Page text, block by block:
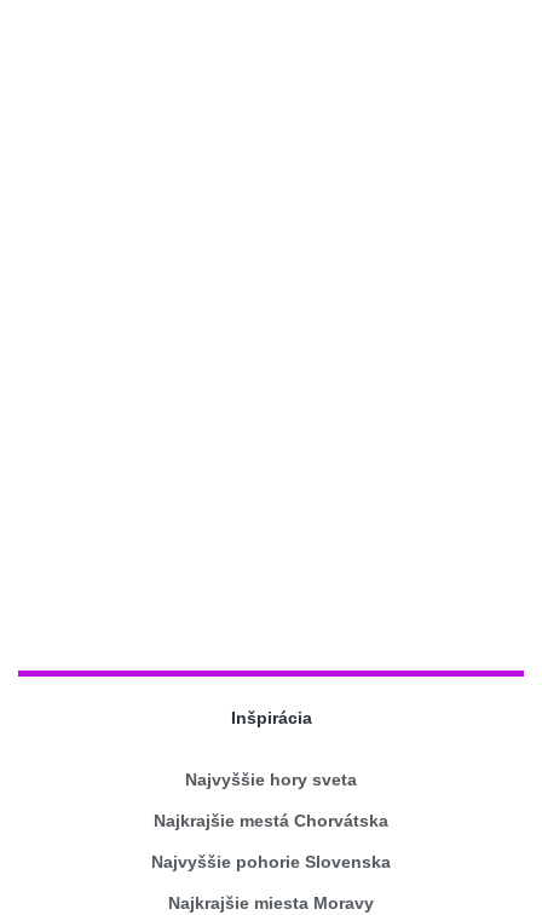
Inšpirácia
Najvyššie hory sveta
Najkrajšie mestá Chorvátska
Najvyššie pohorie Slovenska
Najkrajšie miesta Moravy